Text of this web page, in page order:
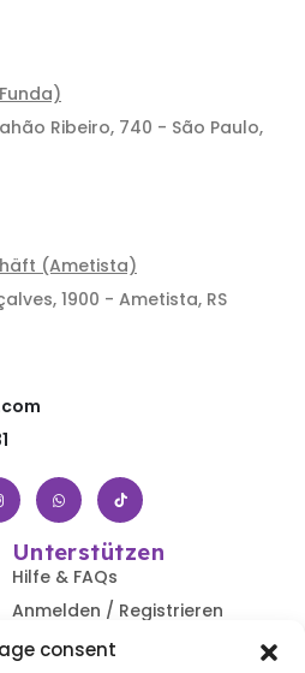
consent
Ribeiro, 740 - São Paulo,
(Ametista)
1900 - Ametista, RS
Unterstützen
Hilfe & FAQs
Anmelden / Registrieren
Verfolgen Sie Ihre
Bestellung